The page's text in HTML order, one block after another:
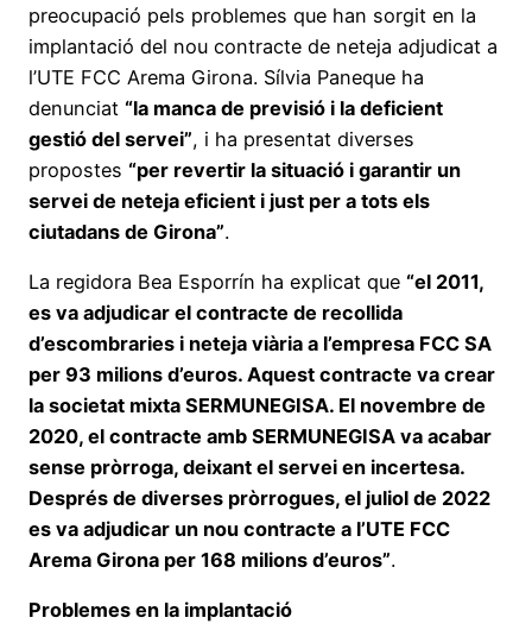
preocupació pels problemes que han sorgit en la
implantació del nou contracte de neteja adjudicat a
l’UTE FCC Arema Girona. Sílvia Paneque ha
denunciat “la manca de previsió i la deficient
gestió del servei”, i ha presentat diverses
propostes “per revertir la situació i garantir un
servei de neteja eficient i just per a tots els
ciutadans de Girona”.
La regidora Bea Esporrín ha explicat que “el 2011,
es va adjudicar el contracte de recollida
d’escombraries i neteja viària a l’empresa FCC SA
per 93 milions d’euros. Aquest contracte va crear
la societat mixta SERMUNEGISA. El novembre de
2020, el contracte amb SERMUNEGISA va acabar
sense pròrroga, deixant el servei en incertesa.
Després de diverses pròrrogues, el juliol de 2022
es va adjudicar un nou contracte a l’UTE FCC
Arema Girona per 168 milions d’euros”.
Problemes en la implantació